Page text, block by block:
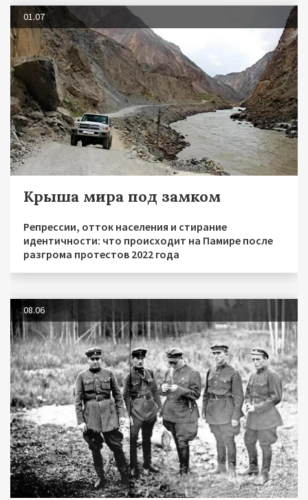
01.07
Крыша мира под замком
Репрессии, отток населения и стирание
идентичности: что происходит на Памире после
разгрома протестов 2022 года
08.06